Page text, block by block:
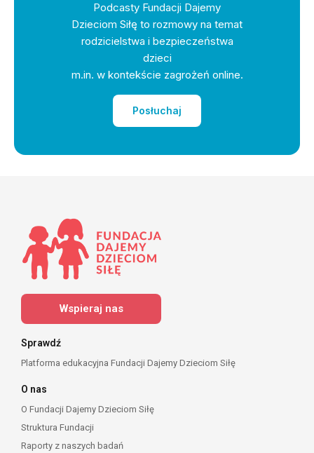
Podcasty Fundacji Dajemy
Dzieciom Siłę to rozmowy na temat
rodzicielstwa i bezpieczeństwa
dzieci
m.in. w kontekście zagrożeń online.
Posłuchaj
Wspieraj nas
Sprawdź
Platforma edukacyjna Fundacji Dajemy Dzieciom Siłę
O nas
O Fundacji Dajemy Dzieciom Siłę
Struktura Fundacji
Raporty z naszych badań